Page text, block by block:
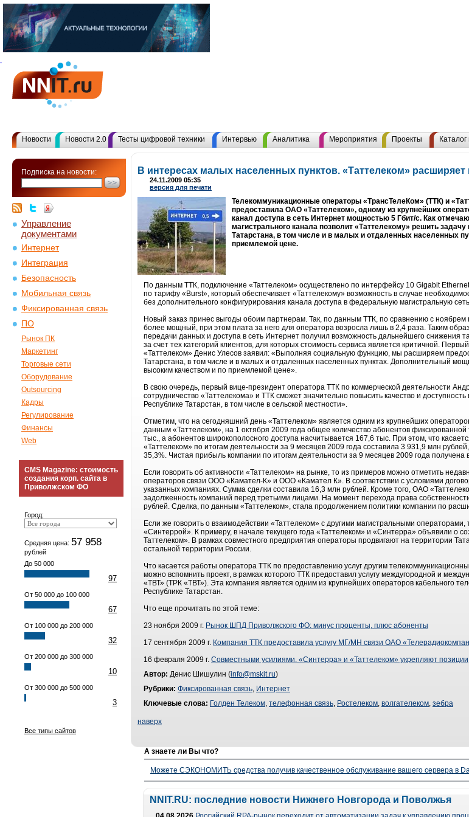
Новости Новости 2.0 Тесты цифровой техники Интервью Аналитика Мероприятия Проекты
Подписка на новости:
Управление
документами
Интернет
Интеграция
Безопасность
Мобильная связь
Фиксированная связь
ПО
Рынок ПК
Маркетинг
Торговые сети
Оборудование
Outsourcing
Кадры
Регулирование
Финансы
Web
CMS Magazine: стоимость
создания корп. сайта в
Приволжском ФО
Город:
Средняя цена: 57 958
рублей
До 50 000
97
От 50 000 до 100 000
67
От 100 000 до 200 000
32
От 200 000 до 300 000
10
От 300 000 до 500 000
3
Все типы сайтов
В интересах малых населенных пунктов. «Таттелеком» расширяет
24.11.2009 05:35
версия для печати
Телекоммуникационные операторы «ТрансТелеКом» (ТТК) и
предоставила ОАО «Таттелеком», одному из крупнейших
канал доступа в сеть Интернет мощностью 5 Гбит/с. Как
магистрального канала позволит «Таттелекому» решить
Татарстана, в том числе и в малых и отдаленных населенных
приемлемой цене.
По данным ТТК, подключение «Таттелеком» осуществлено по интерфейсу 10 Gigabit
по тарифу «Burst», который обеспечивает «Таттелекому» возможность в случае
без дополнительного конфигурирования канала доступа в федеральную магистральную
Новый заказ принес выгоды обоим партнерам. Так, по данным ТТК, по сравнению с ноябрем
более мощный, при этом плата за него для оператора возросла лишь в 2,4 раза. Таким
передачи данных и доступа в сеть Интернет получил возможность дальнейшего снижения
за счет тех категорий клиентов, для которых стоимость сервиса является критичной.
«Таттелеком» Денис Улесов заявил: «Выполняя социальную функцию, мы расширяем
Татарстана, в том числе и в малых и отдаленных населенных пунктах. Дополнительный
высоким качеством и по приемлемой цене».
В свою очередь, первый вице-президент оператора ТТК по коммерческой деятельности
сотрудничество «Таттелекома» и ТТК сможет значительно повысить качество и
Республике Татарстан, в том числе в сельской местности».
Отметим, что на сегодняшний день «Таттелеком» является одним из крупнейших
данным «Таттелеком», на 1 октября 2009 года общее количество абонентов
тыс., а абонентов широкополосного доступа насчитывается 167,6 тыс. При этом, что
«Таттелеком» по итогам деятельности за 9 месяцев 2009 года составила 3 931,9 млн
35,3%. Чистая прибыль компании по итогам деятельности за 9 месяцев 2009 года
Если говорить об активности «Таттелеком» на рынке, то из примеров можно отметить
операторов связи ООО «Камател-К» и ООО «Камател К». В соответствии с условиями
указанных компаниях. Сумма сделки составила 16,3 млн рублей. Кроме того, ОАО
задолженность компаний перед третьими лицами. На момент перехода права
рублей. Сделка, по данным «Таттелеком», стала продолжением политики компании по
Если же говорить о взаимодействии «Таттелеком» с другими магистральными операторами,
«Синтеррой». К примеру, в начале текущего года «Таттелеком» и «Синтерра» объявили о
Таттелеком». В рамках совместного предприятия операторы продвигают на территории
остальной территории России.
Что касается работы оператора ТТК по предоставлению услуг другим
можно вспомнить проект, в рамках которого ТТК предоставил услугу междугородной и
«ТВТ» (ТРК «ТВТ»). Эта компания является одним из крупнейших операторов кабельного
Республике Татарстан.
Что еще прочитать по этой теме:
23 ноября 2009 г. Рынок ШПД Приволжского ФО: минус проценты, плюс абоненты
17 сентября 2009 г. Компания ТТК предоставила услугу МГ/МН связи ОАО
16 февраля 2009 г. Совместными усилиями. «Синтерра» и «Таттелеком» укрепляют позиции
Автор: Денис Шишулин (info@mskit.ru)
Рубрики: Фиксированная связь, Интернет
Ключевые слова: Голден Телеком, телефонная связь, Ростелеком, волгателеком, зебра
наверх
А знаете ли Вы что?
Можете СЭКОНОМИТЬ средства получив качественное обслуживание вашего сервера в
NNIT.RU: последние новости Нижнего Новгорода и Поволжья